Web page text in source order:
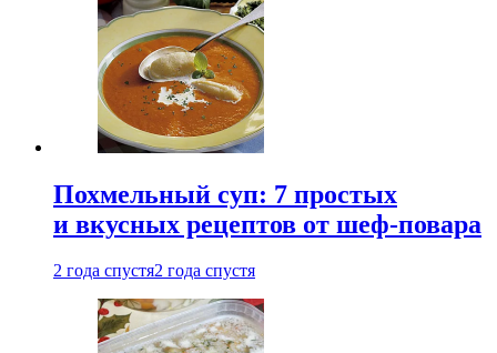
Похмельный суп: 7 простых
и вкусных рецептов от шеф-повара
2 года спустя2 года спустя